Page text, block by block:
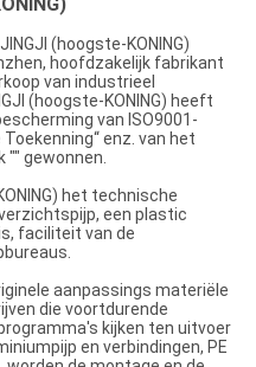
(hoogste-KONING)
hoofdzakelijk fabrikant
van industrieel
(hoogste-KONING) heeft
van ISO9001-
enz. van het
"" gewonnen.
het technische
een plastic
faciliteit van de
aanpassings materiële
die voortdurende
kijken ten uitvoer
en verbindingen, PE